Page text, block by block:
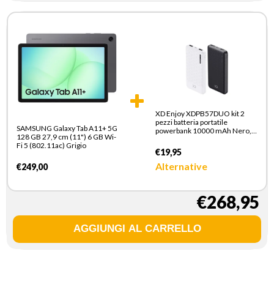
SAMSUNG Galaxy Tab A11+ 5G
128 GB 27,9 cm (11") 6 GB Wi-
Fi 5 (802.11ac) Grigio
€249,00
XD Enjoy XDPB57DUO kit 2
pezzi batteria portatile
powerbank 10000 mAh Nero,
€19,95
Alternative
€268,95